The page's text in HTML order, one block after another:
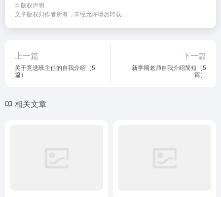
© 版权声明
文章版权归作者所有，未经允许请勿转载。
上一篇
关于竞选班主任的自我介绍（5
篇）
下一篇
新学期老师自我介绍简短（5
篇）
相关文章